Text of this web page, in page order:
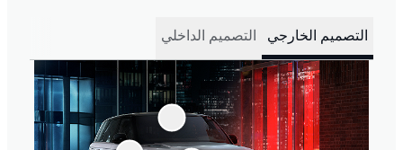
التصميم الخارجي التصميم الداخلي